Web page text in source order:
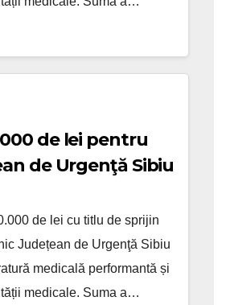
de lei pentru
de Urgenţă Sibiu
de lei cu titlu de sprijin
Județean de Urgenţă Sibiu
medicală performantă și
medicale. Suma a…